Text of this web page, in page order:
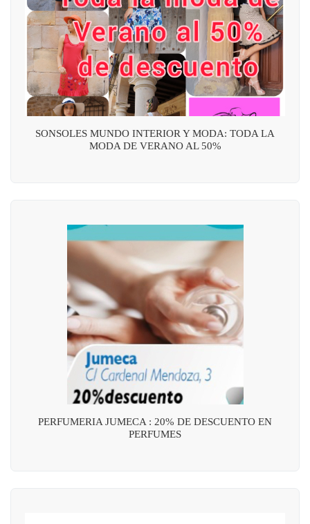
SONSOLES MUNDO INTERIOR Y MODA: TODA LA
MODA DE VERANO AL 50%
PERFUMERIA JUMECA : 20% DE DESCUENTO EN
PERFUMES